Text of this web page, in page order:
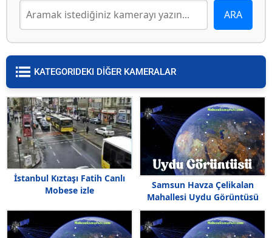
KATEGORIDEKI DİĞER KAMERALAR
İstanbul Kıztaşı Fatih Canlı
Mobese izle
Samsun Havza Çelikalan
Mahallesi Uydu Görüntüsü